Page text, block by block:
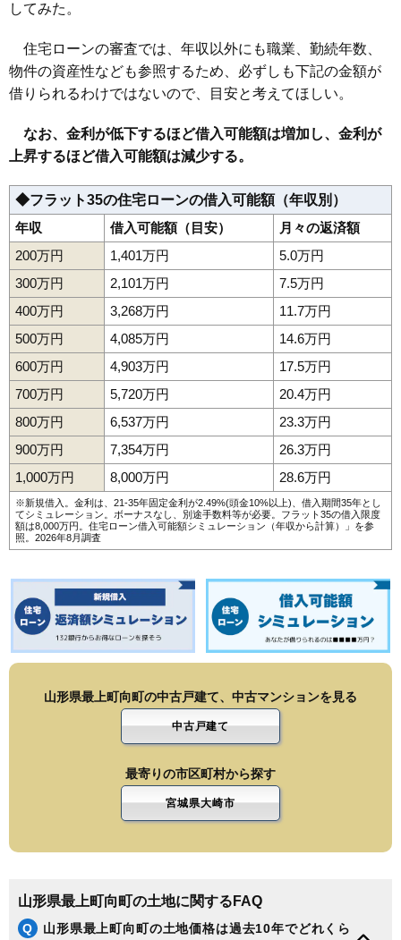
してみた。
住宅ローンの審査では、年収以外にも職業、勤続年数、
物件の資産性なども参照するため、必ずしも下記の金額が
借りられるわけではないので、目安と考えてほしい。
なお、金利が低下するほど借入可能額は増加し、金利が
上昇するほど借入可能額は減少する。
◆フラット35の住宅ローンの借入可能額（年収別）
年収
借入可能額（目安）
月々の返済額
200万円
1,401万円
5.0万円
300万円
2,101万円
7.5万円
400万円
3,268万円
11.7万円
500万円
4,085万円
14.6万円
600万円
4,903万円
17.5万円
700万円
5,720万円
20.4万円
800万円
6,537万円
23.3万円
900万円
7,354万円
26.3万円
1,000万円
8,000万円 28.6万円
※新規借入。金利は、21-35年固定金利が2.49%(頭金10%以上)、借入期間35年とし
てシミュレーション。ボーナスなし、別途手数料等が必要。フラット35の借入限度
額は8,000万円。 住宅ローン借入可能額シミュレーション（年収から計算）
」を参
照。2026年8月調査
山形県最上町向町の中古戸建て、中古マンションを見る
中古戸建て
最寄りの市区町村から探す
宮城県大崎市
山形県最上町向町の土地に関するFAQ
Q
山形県最上町向町の土地価格は過去10年でどれくら